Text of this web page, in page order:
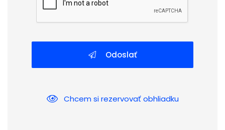
Odoslať
Chcem si rezervovať obhliadku